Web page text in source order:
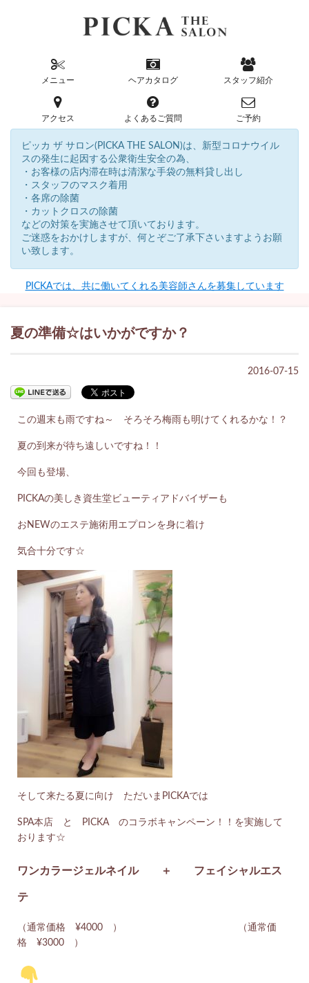
メニュー ヘアカタログ スタッフ紹介
アクセス よくあるご質問 ご予約
ピッカ ザ サロン(PICKA THE SALON)は、新型コロナウイル
スの発生に起因する公衆衛生安全の為、
・お客様の店内滞在時は清潔な手袋の無料貸し出し
・スタッフのマスク着用
・各席の除菌
・カットクロスの除菌
などの対策を実施させて頂いております。
ご迷惑をおかけしますが、何とぞご了承下さいますようお願
い致します。
PICKAでは、共に働いてくれる美容師さんを募集しています
夏の準備☆はいかがですか？
2016-07-15
この週末も雨ですね～ そろそろ梅雨も明けてくれるかな！？
夏の到来が待ち遠しいですね！！
今回も登場、
PICKAの美しき資生堂ビューティアドバイザーも
おNEWのエステ施術用エプロンを身に着け
気合十分です☆
そして来たる夏に向け ただいまPICKAでは
SPA本店 と PICKA のコラボキャンペーン！！を実施して
おります☆
ワンカラージェルネイル ＋ フェイシャルエス
テ
（通常価格 ¥4000 ） （通常価
格 ¥3000 ）